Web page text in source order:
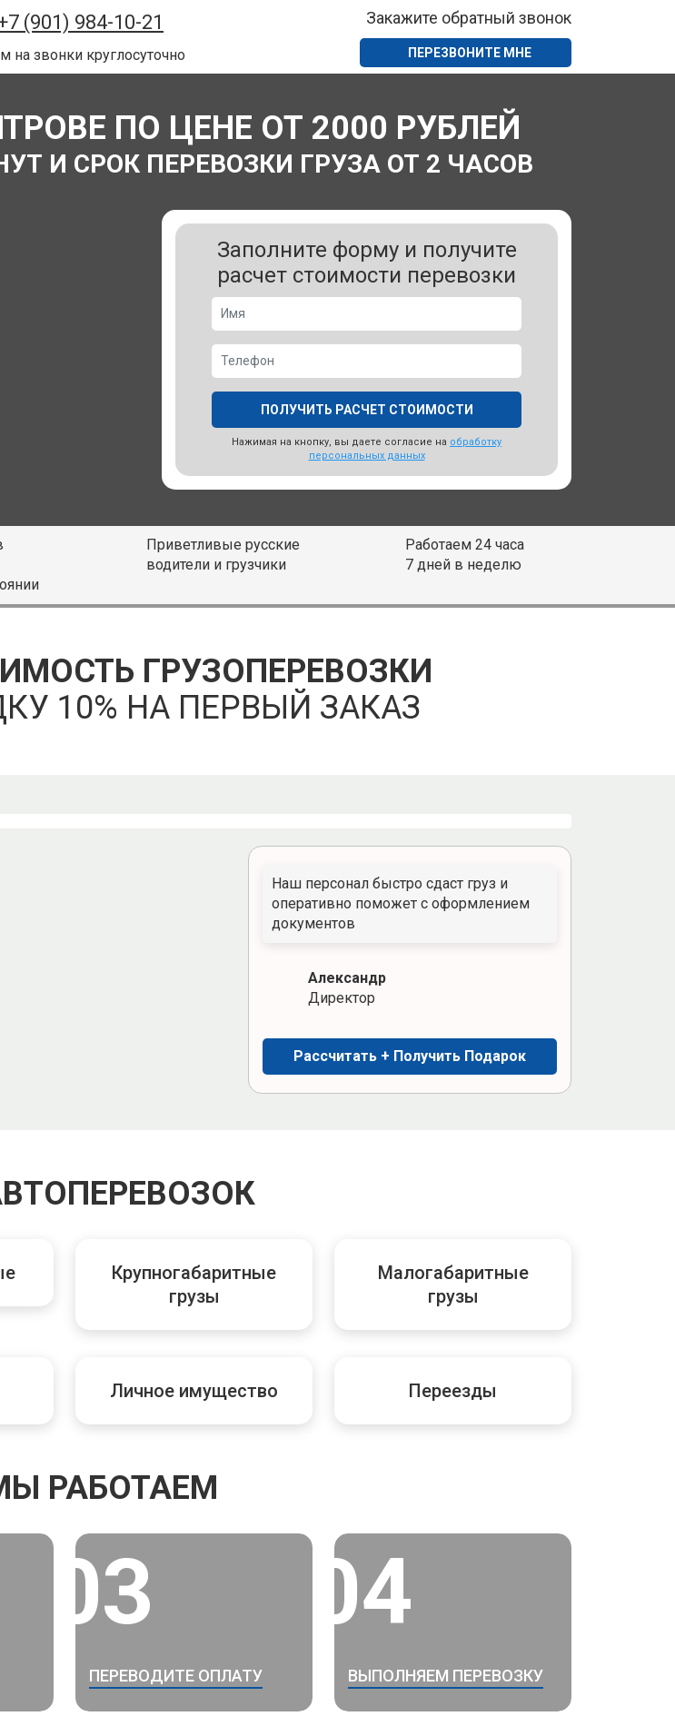
(901) 984-10-21
на звонки круглосуточно
Закажите обратный звонок
ПЕРЕЗВОНИТЕ МНЕ
ПО ЦЕНЕ ОТ 2000 РУБЛЕЙ
И СРОК ПЕРЕВОЗКИ ГРУЗА ОТ 2 ЧАСОВ
Заполните форму и получите
расчет стоимости перевозки
Нажимая на кнопку, вы даете согласие на обработку
персональных данных
Приветливые русские
водители и грузчики
Работаем 24 часа
7 дней в неделю
ГРУЗОПЕРЕВОЗКИ
10% НА ПЕРВЫЙ ЗАКАЗ
Наш персонал быстро сдаст груз и
оперативно поможет с оформлением
документов
Александр
Директор
Рассчитать + Получить Подарок
Крупногабаритные
грузы
Малогабаритные
грузы
Личное имущество Переезды
РАБОТАЕМ
03
ПЕРЕВОДИТЕ ОПЛАТУ
04
ВЫПОЛНЯЕМ ПЕРЕВОЗКУ